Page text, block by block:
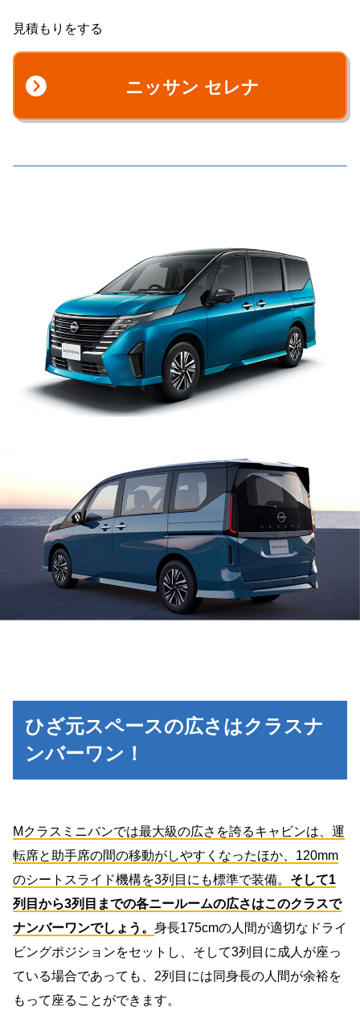
見積もりをする
ニッサン セレナ
ひざ元スペースの広さはクラスナ
ンバーワン！
Mクラスミニバンでは最大級の広さを誇るキャビンは、運
転席と助手席の間の移動がしやすくなったほか、120mm
のシートスライド機構を3列目にも標準で装備。 そして1
列目から3列目までの各ニールームの広さはこのクラスで
ナンバーワンでしょう。 身長175cmの人間が適切なドライ
ビングポジションをセットし、そして3列目に成人が座っ
ている場合であっても、2列目には同身長の人間が余裕を
もって座ることができます。